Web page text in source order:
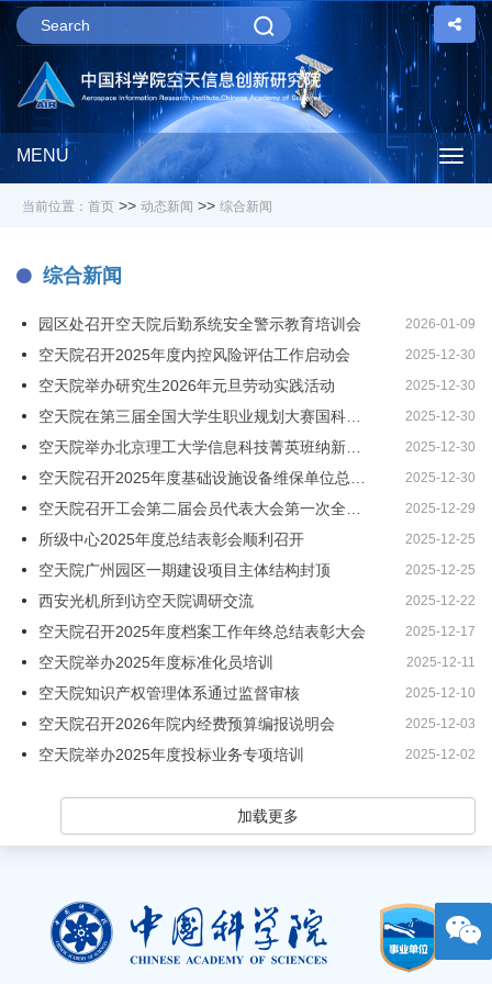
MENU
当前位置： 首页 >> 动态新闻 >> 综合新闻
综合新闻
园区处召开空天院后勤系统安全警示教育培训会 2026-01-09
空天院召开2025年度内控风险评估工作启动会 2025-12-30
空天院举办研究生2026年元旦劳动实践活动 2025-12-30
2025-12-30
2025-12-30
2025-12-30
2025-12-29
所级中心2025年度总结表彰会顺利召开 2025-12-25
空天院广州园区一期建设项目主体结构封顶 2025-12-25
西安光机所到访空天院调研交流 2025-12-22
空天院召开2025年度档案工作年终总结表彰大会 2025-12-17
空天院举办2025年度标准化员培训 2025-12-11
空天院知识产权管理体系通过监督审核 2025-12-10
空天院召开2026年院内经费预算编报说明会 2025-12-03
空天院举办2025年度投标业务专项培训 2025-12-02
加载更多